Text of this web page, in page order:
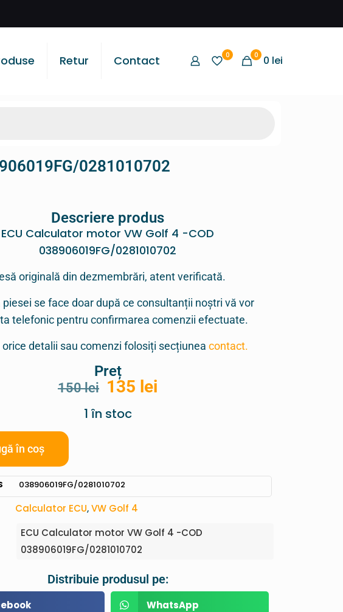
Retur Contact 0 0 0 lei
0281010702
Descriere produs
ECU Calculator motor VW Golf 4 -COD
038906019FG/0281010702
originală din dezmembrări, atent verificată.
piesei se face doar după ce consultanții noștri vă vor
telefonic pentru confirmarea comenzii efectuate.
orice detalii sau comenzi folosiți secțiunea contact.
Preț
150lei 135 lei
1 în stoc
în coș
038906019FG/0281010702
Calculator ECU,VW Golf 4
ECU Calculator motor VW Golf 4 -COD
038906019FG/0281010702
Distribuie produsul pe:
WhatsApp